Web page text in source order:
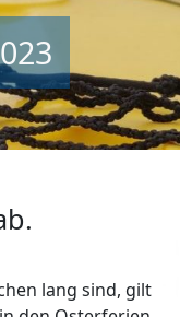
lang sind, gilt